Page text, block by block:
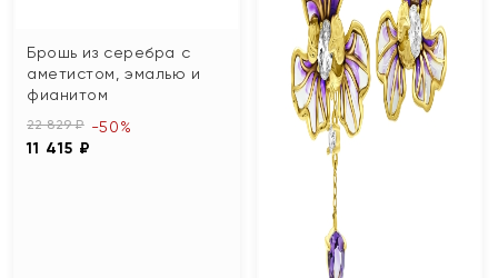
Брошь из серебра с
аметистом, эмалью и
фианитом
22 829 ₽
11 415 ₽
-50%